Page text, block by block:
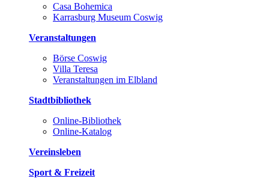
Casa Bohemica
Karrasburg Museum Coswig
Veranstaltungen
Börse Coswig
Villa Teresa
Veranstaltungen im Elbland
Stadtbibliothek
Online-Bibliothek
Online-Katalog
Vereinsleben
Sport & Freizeit